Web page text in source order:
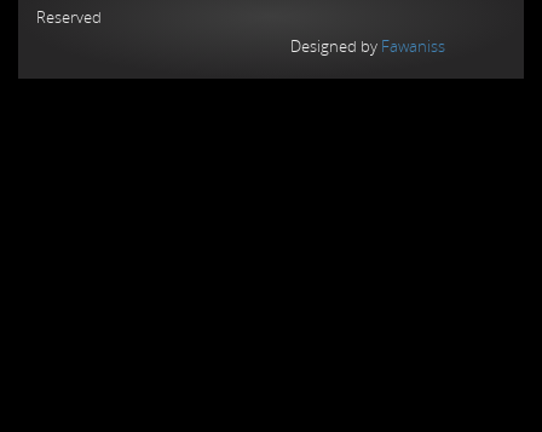
Reserved
Designed by Fawaniss